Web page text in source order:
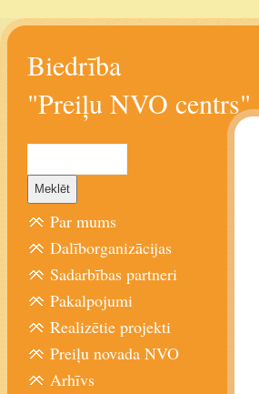
Biedrība
"Preiļu NVO centrs"
Par mums
Dalīborganizācijas
Sadarbības partneri
Pakalpojumi
Realizētie projekti
Preiļu novada NVO
Arhīvs